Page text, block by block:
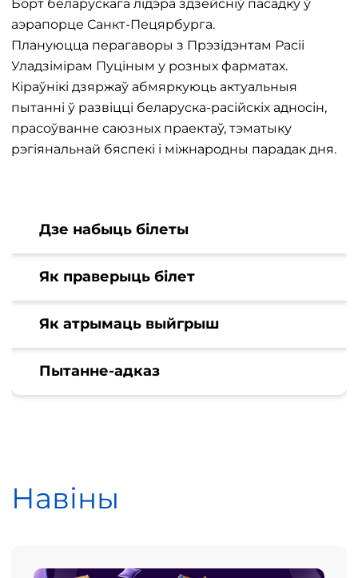
Борт беларускага лідэра здзейсніў пасадку ў
аэрапорце Санкт-Пецярбурга.
Плануюцца перагаворы з Прэзідэнтам Расіі
Уладзімірам Пуціным у розных фарматах.
Кіраўнікі дзяржаў абмяркуюць актуальныя
пытанні ў развіцці беларуска-расійскіх адносін,
прасоўванне саюзных праектаў, тэматыку
рэгіянальнай бяспекі і міжнародны парадак дня.
Дзе набыць білеты
Як праверыць білет
Як атрымаць выйгрыш
Пытанне-адказ
Навіны